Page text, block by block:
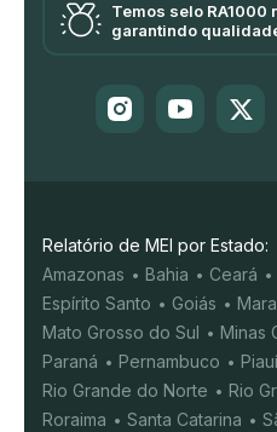
Temos selo RA1000
garantindo
Relatório de MEI por Estado:
Amazonas
Bahia Ceará
Espírito Santo
Goiás
Mato Grosso do Sul
Minas
Paraná
Pernambuco Piauí
Rio Grande do Norte
Rio
Roraima
Santa Catarina